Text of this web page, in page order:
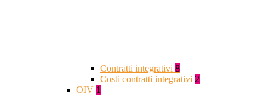
Contratti integrativi 8
Costi contratti integrativi 2
OIV 1